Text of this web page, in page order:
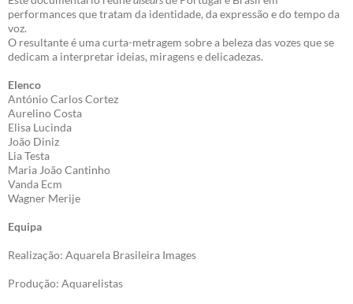
performances que tratam da identidade, da expressão e do tempo da
voz.
O resultante é uma curta-metragem sobre a beleza das vozes que se
dedicam a interpretar ideias, miragens e delicadezas.
Elenco
António Carlos Cortez
Aurelino Costa
Elisa Lucinda
João Diniz
Lia Testa
Maria João Cantinho
Vanda Ecm
Wagner Merije
Equipa
Realização: Aquarela Brasileira Images
Produção: Aquarelistas